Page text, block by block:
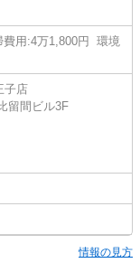
用:4万1,800円 環境
子店
留間ビル3F
情報の見方